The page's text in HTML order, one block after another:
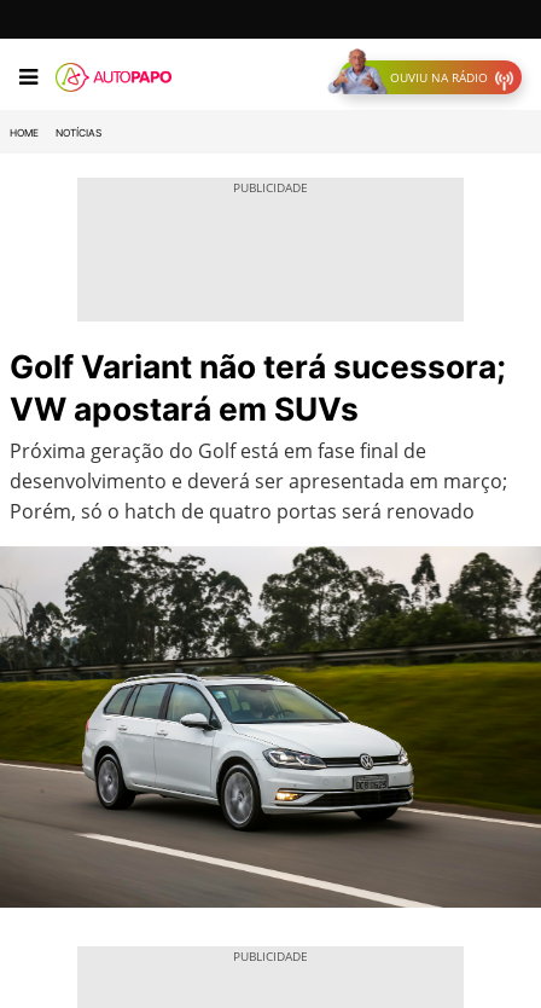
OUVIU NA RÁDIO
HOME NOTÍCIAS
Golf Variant não terá sucessora;
VW apostará em SUVs
Próxima geração do Golf está em fase final de
desenvolvimento e deverá ser apresentada em março;
Porém, só o hatch de quatro portas será renovado